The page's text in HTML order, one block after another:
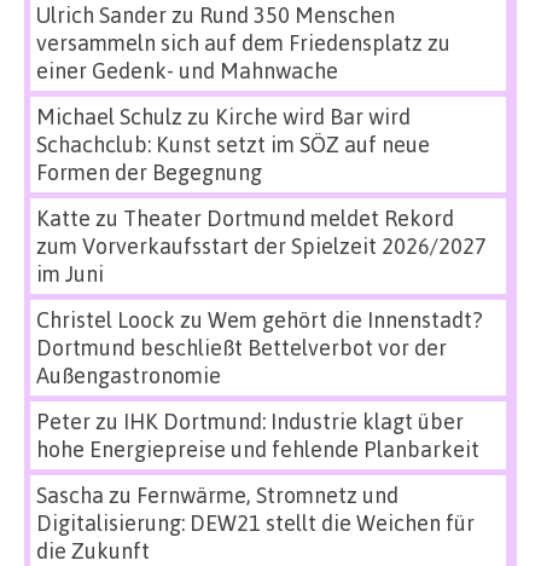
Ulrich Sanderzu Rund 350 Menschen
versammeln sich auf dem Friedensplatz zu
einer Gedenk- und Mahnwache
Michael Schulz zu Kirche wird Bar wird
Schachclub: Kunst setzt im SÖZ auf neue
Formen der Begegnung
Katte zu Theater Dortmund meldet Rekord
zum Vorverkaufsstart der Spielzeit 2026/2027
im Juni
Christel Loock zu Wem gehört die Innenstadt?
Dortmund beschließt Bettelverbot vor der
Außengastronomie
Peterzu IHK Dortmund: Industrie klagt über
hohe Energiepreise und fehlende Planbarkeit
Sascha zu Fernwärme, Stromnetz und
Digitalisierung: DEW21 stellt die Weichen für
die Zukunft